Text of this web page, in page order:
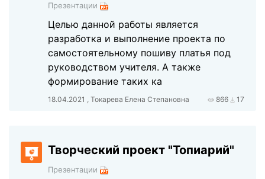
Презентации
Целью данной работы является
разработка и выполнение проекта по
самостоятельному пошиву платья под
руководством учителя. А также
формирование таких ка
18.04.2021 , Токарева Елена Степановна 866 17
Творческий проект "Топиарий"
Презентации